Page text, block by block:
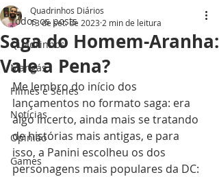
Todos os posts
Quadrinhos
Mangás
Filmes e Séries
Notícias
Opinião
Games
Saga do Homem-Aranha:
Vale a Pena?
Quadrinhos Diários
13 de set. de 2023 2 min de leitura
Me lembro do início dos
lançamentos no formato saga: era
algo incerto, ainda mais se tratando
de histórias mais antigas, e para
isso, a Panini escolheu os dos
personagens mais populares da DC: